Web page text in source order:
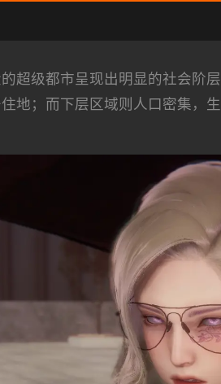
超级都市呈现出明显的社会阶
地；而下层区域则人口密集，